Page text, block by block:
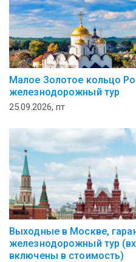
Малое Золотое кольцо
железнодорожный тур
25.09.2026, пт
Выходные в Москве,
железнодорожный тур
включены в стоимость)